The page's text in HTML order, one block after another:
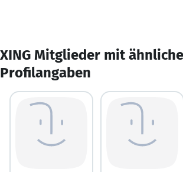
XING Mitglieder mit
Profilangaben